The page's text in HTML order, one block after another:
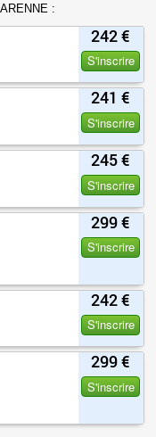
:
242 €
S'inscrire
241 €
S'inscrire
245 €
S'inscrire
299 €
S'inscrire
242 €
S'inscrire
299 €
S'inscrire